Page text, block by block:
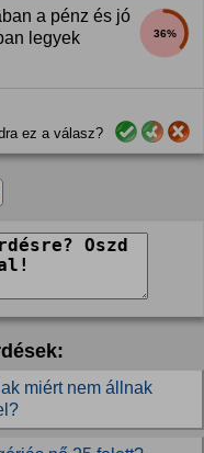
36%
a pénz és jó
legyek
ez a válasz?
miért nem állnak